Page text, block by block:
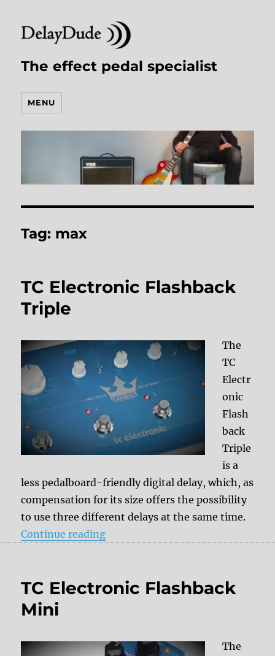
The effect pedal specialist
MENU
Tag: max
TC Electronic Flashback
Triple
The
TC
Electr
onic
Flash
back
Triple
is a
less pedalboard-friendly digital delay, which, as
compensation for its size offers the possibility
to use three different delays at the same time.
Continue reading“TC Electronic Flashback Triple”
TC Electronic Flashback
Mini
The